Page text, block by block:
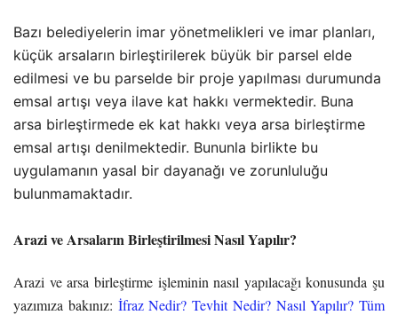
Bazı belediyelerin imar yönetmelikleri ve imar planları,
küçük arsaların birleştirilerek büyük bir parsel elde
edilmesi ve bu parselde bir proje yapılması durumunda
emsal artışı veya ilave kat hakkı vermektedir. Buna
arsa birleştirmede ek kat hakkı veya arsa birleştirme
emsal artışı denilmektedir. Bununla birlikte bu
uygulamanın yasal bir dayanağı ve zorunluluğu
bulunmamaktadır.
Arazi ve Arsaların Birleştirilmesi Nasıl Yapılır?
Arazi ve arsa birleştirme işleminin nasıl yapılacağı konusunda şu
yazımıza bakınız: İfraz Nedir? Tevhit Nedir? Nasıl Yapılır? Tüm